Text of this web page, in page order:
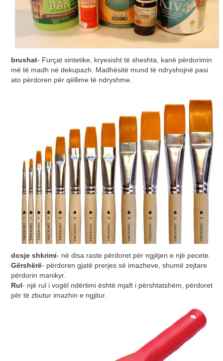
brushat- Furçat sintetike, kryesisht të sheshta, kanë përdorimin
më të madh në dekupazh. Madhësitë mund të ndryshojnë pasi
ato përdoren për qëllime të ndryshme.
dosje shkrimi- në disa raste përdoret për ngjitjen e një pecete.
Gërshërë- përdoren gjatë prerjes së imazheve, shumë zejtare
përdorin manikyr.
Rul- një rul i vogël ndërtimi është mjaft i përshtatshëm, përdoret
për të zbutur imazhin e ngjitur.